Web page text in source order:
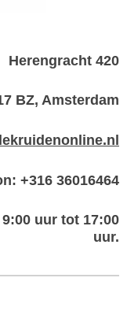
Herengracht 420
BZ, Amsterdam
+316 36016464
uur tot 17:00
uur.